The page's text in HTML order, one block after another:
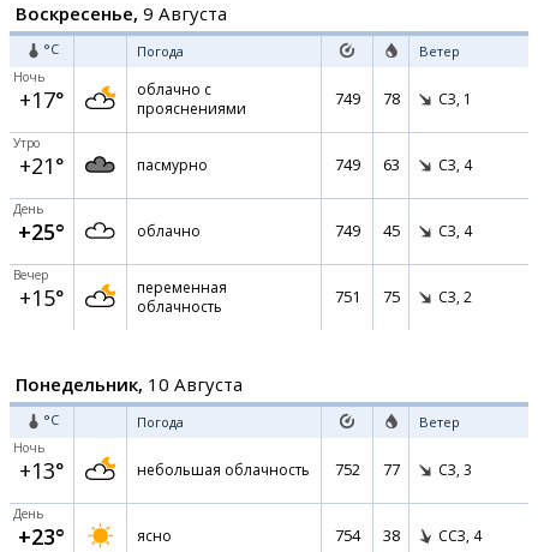
Воскресенье, 9 Августа
°C Погода Ветер
Ночь
+17°
облачно с
прояснениями
749 78 СЗ, 1
Утро
+21° пасмурно 749 63 СЗ, 4
День
+25° облачно 749 45 СЗ, 4
Вечер
+15°
переменная
облачность
751 75 СЗ, 2
Понедельник, 10 Августа
°C Погода Ветер
Ночь
+13° небольшая облачность 752 77 СЗ, 3
День
+23° ясно 754 38 ССЗ, 4